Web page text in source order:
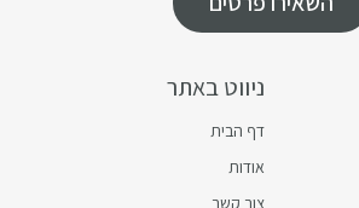
ניווט באתר
דף הבית
אודות
צור קשר